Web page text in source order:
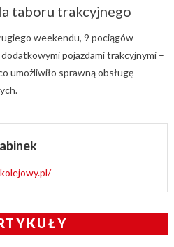
taboru trakcyjnego
weekendu, 9 pociągów
pojazdami trakcyjnymi –
umożliwiło sprawną obsługę